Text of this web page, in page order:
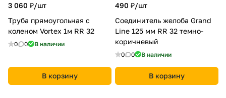
3 060 ₽/шт
Труба прямоугольная с
коленом Vortex 1м RR 32
0 0 В наличии
В корзину
490 ₽/шт
Соединитель желоба Grand
Line 125 мм RR 32 темно-
коричневый
0 0 В наличии
В корзину